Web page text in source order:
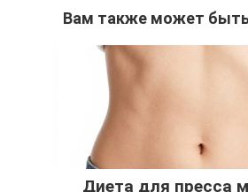
Вам также может быть
Диета для пресса